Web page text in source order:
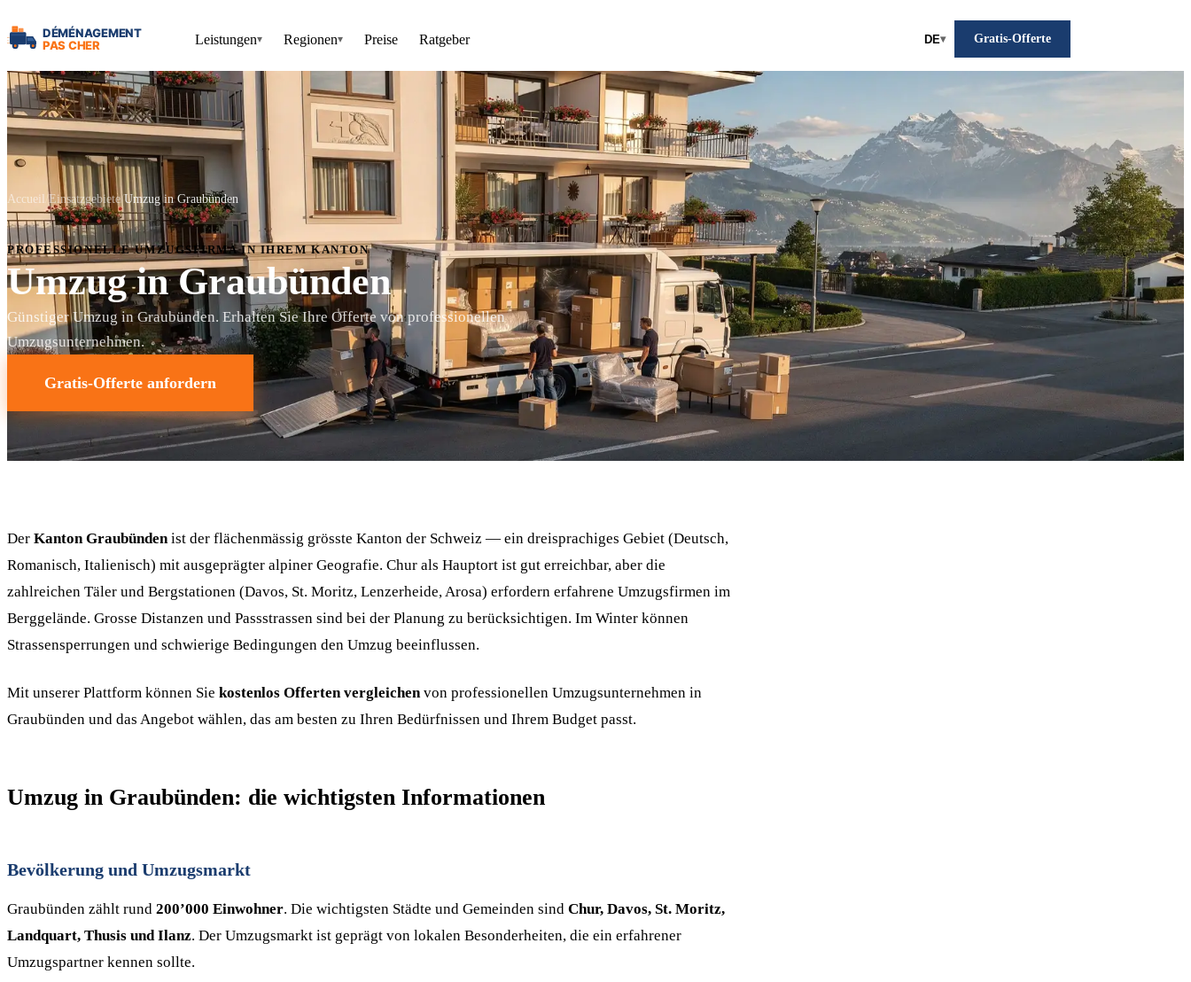
Leistungen▾ Regionen▾ Preise Ratgeber DE▾ Gratis-Offerte
Accueil Einsatzgebiete Umzug in Graubünden
PROFESSIONELLE UMZUGSFIRMA IN IHREM KANTON
Umzug in Graubünden
Günstiger Umzug in Graubünden. Erhalten Sie Ihre Offerte von professionellen
Umzugsunternehmen.
Gratis-Offerte anfordern
Der Kanton Graubündenist der flächenmässig grösste Kanton der Schweiz — ein dreisprachiges Gebiet (Deutsch,
Romanisch, Italienisch) mit ausgeprägter alpiner Geografie. Chur als Hauptort ist gut erreichbar, aber die
zahlreichen Täler und Bergstationen (Davos, St. Moritz, Lenzerheide, Arosa) erfordern erfahrene Umzugsfirmen im
Berggelände. Grosse Distanzen und Passstrassen sind bei der Planung zu berücksichtigen. Im Winter können
Strassensperrungen und schwierige Bedingungen den Umzug beeinflussen.
Mit unserer Plattform können Sie kostenlos Offerten vergleichenvon professionellen Umzugsunternehmen in
Graubünden und das Angebot wählen, das am besten zu Ihren Bedürfnissen und Ihrem Budget passt.
Umzug in Graubünden: die wichtigsten Informationen
Bevölkerung und Umzugsmarkt
Graubünden zählt rund 200’000 Einwohner. Die wichtigsten Städte und Gemeinden sind Chur, Davos, St. Moritz,
Landquart, Thusis und Ilanz. Der Umzugsmarkt ist geprägt von lokalen Besonderheiten, die ein erfahrener
Umzugspartner kennen sollte.